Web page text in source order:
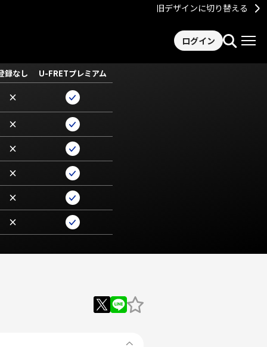
旧デザインに切り替える
ログイン
録なし U-FRETプレミアム
×
×
×
×
×
×